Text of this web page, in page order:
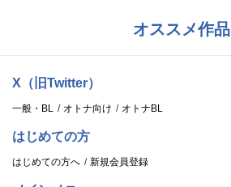
オススメ作品
X（旧Twitter）
一般・BL オトナ向け オトナBL
はじめての方
はじめての方へ 新規会員登録